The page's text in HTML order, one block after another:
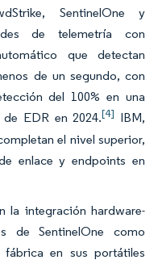
SentinelOne y
de telemetría con
que detectan
de un segundo, con
del 100% en una
de EDR en 2024.[4] IBM,
el nivel superior,
enlace y endpoints en
la integración hardware-
de SentinelOne como
en sus portátiles